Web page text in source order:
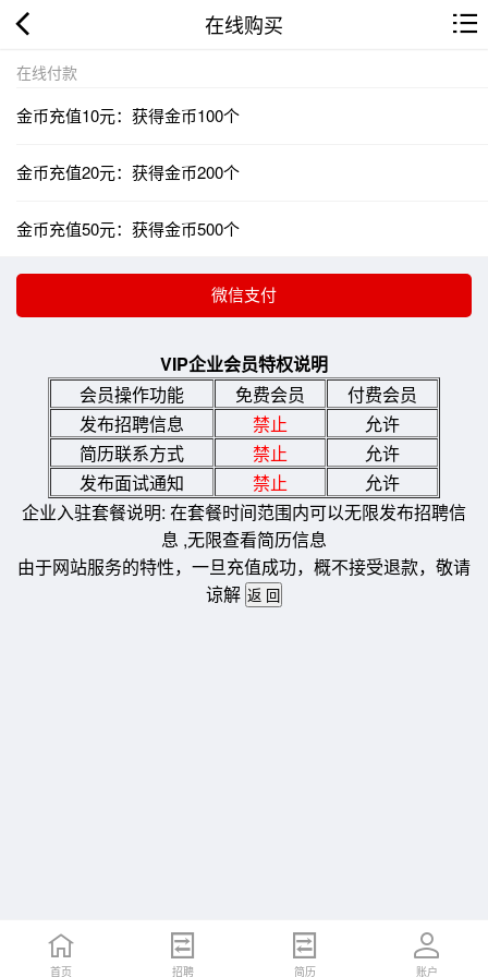
在线购买
在线付款
金币充值10元：获得金币100个
金币充值20元：获得金币200个
金币充值50元：获得金币500个
VIP企业会员特权说明
会员操作功能
免费会员
付费会员
发布招聘信息
禁止
允许
简历联系方式
禁止
允许
发布面试通知
禁止
允许
企业入驻套餐说明: 在套餐时间范围内可以无限发布招聘信
息 ,无限查看简历信息
由于网站服务的特性，一旦充值成功，概不接受退款，敬请
谅解
首页 招聘 简历 账户